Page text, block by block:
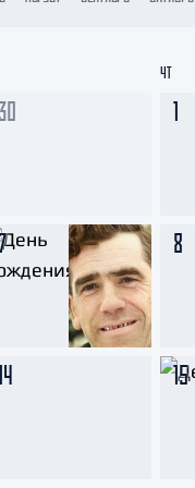
Салават Юлаев
1
8
15
ЧТ